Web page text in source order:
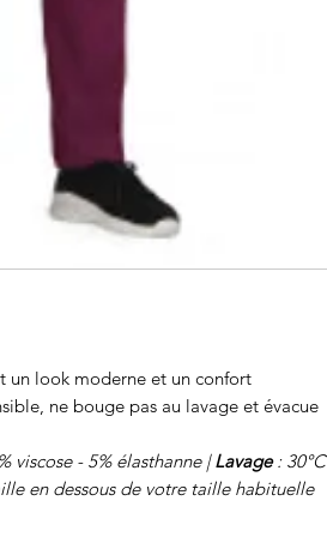
un look moderne et un confort
ne bouge pas au lavage et évacue
viscose - 5% élasthanne |Lavage : 30°C
en dessous de votre taille habituelle